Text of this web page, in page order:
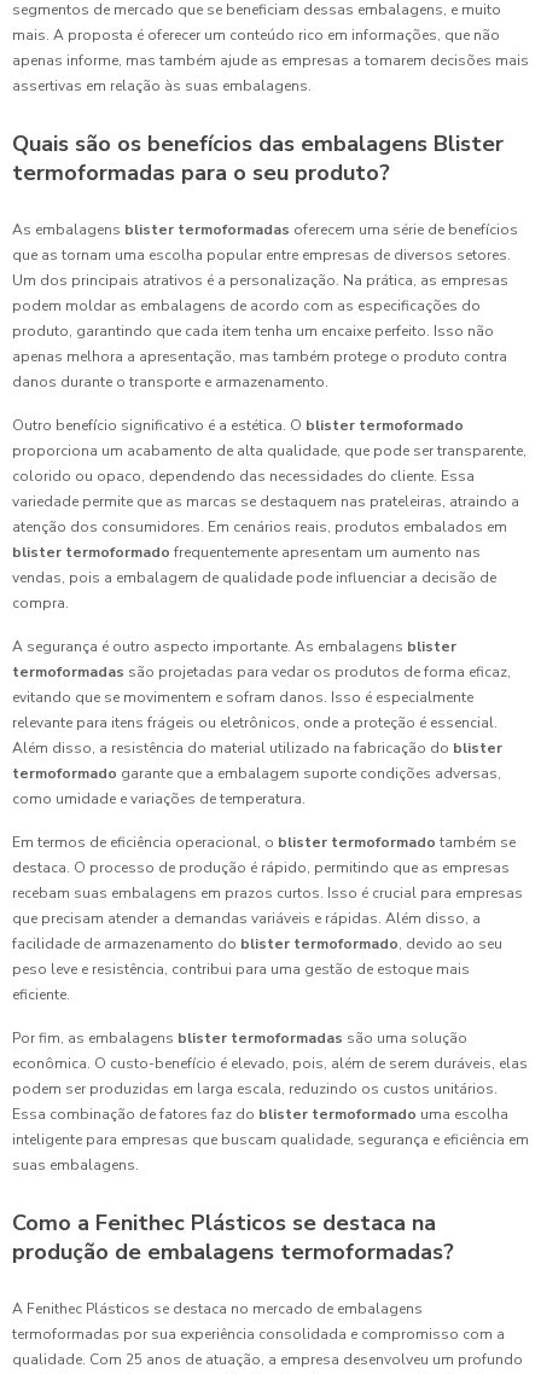
segmentos de mercado que se beneficiam dessas embalagens, e muito
mais. A proposta é oferecer um conteúdo rico em informações, que não
apenas informe, mas também ajude as empresas a tomarem decisões mais
assertivas em relação às suas embalagens.
Quais são os benefícios das embalagens Blister
termoformadas para o seu produto?
As embalagens blister termoformadas oferecem uma série de benefícios
que as tornam uma escolha popular entre empresas de diversos setores.
Um dos principais atrativos é a personalização. Na prática, as empresas
podem moldar as embalagens de acordo com as especificações do
produto, garantindo que cada item tenha um encaixe perfeito. Isso não
apenas melhora a apresentação, mas também protege o produto contra
danos durante o transporte e armazenamento.
Outro benefício significativo é a estética. O blister termoformado
proporciona um acabamento de alta qualidade, que pode ser transparente,
colorido ou opaco, dependendo das necessidades do cliente. Essa
variedade permite que as marcas se destaquem nas prateleiras, atraindo a
atenção dos consumidores. Em cenários reais, produtos embalados em
blister termoformado frequentemente apresentam um aumento nas
vendas, pois a embalagem de qualidade pode influenciar a decisão de
compra.
A segurança é outro aspecto importante. As embalagens blister
termoformadas são projetadas para vedar os produtos de forma eficaz,
evitando que se movimentem e sofram danos. Isso é especialmente
relevante para itens frágeis ou eletrônicos, onde a proteção é essencial.
Além disso, a resistência do material utilizado na fabricação do blister
termoformado garante que a embalagem suporte condições adversas,
como umidade e variações de temperatura.
Em termos de eficiência operacional, o blister termoformado também se
destaca. O processo de produção é rápido, permitindo que as empresas
recebam suas embalagens em prazos curtos. Isso é crucial para empresas
que precisam atender a demandas variáveis e rápidas. Além disso, a
facilidade de armazenamento do blister termoformado, devido ao seu
peso leve e resistência, contribui para uma gestão de estoque mais
eficiente.
Por fim, as embalagens blister termoformadas são uma solução
econômica. O custo-benefício é elevado, pois, além de serem duráveis, elas
podem ser produzidas em larga escala, reduzindo os custos unitários.
Essa combinação de fatores faz do blister termoformado uma escolha
inteligente para empresas que buscam qualidade, segurança e eficiência em
suas embalagens.
Como a Fenithec Plásticos se destaca na
produção de embalagens termoformadas?
A Fenithec Plásticos se destaca no mercado de embalagens
termoformadas por sua experiência consolidada e compromisso com a
qualidade. Com 25 anos de atuação, a empresa desenvolveu um profundo